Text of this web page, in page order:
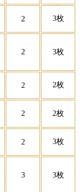
2 3枚
2 3枚
2 2枚
2 2枚
2 3枚
3 3枚